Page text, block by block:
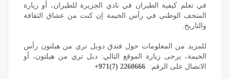
في تعلم كيفية الطيران في ‏‎‎نادي الجزيرة للطيران، أو زيارة
المتحف الوطني في رأس الخيمة إن كنت من عشاق الثقافة
والتاريخ.
للمزيد من ‏المعلومات حول فندق دوبل تري من هيلتون رأس
الخيمة، يرجى زيارة الموقع التالي: ‏ دبل تري من هيلتون،
أو
الاتصال على الرقم: +971(7) 2260666